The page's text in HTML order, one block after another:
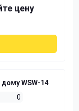
цену
дому WSW-14
0